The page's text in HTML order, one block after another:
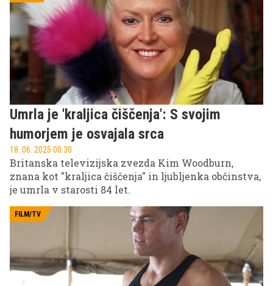
Umrla je 'kraljica čiščenja': S svojim
humorjem je osvajala srca
18. 06. 2025 00.30
Britanska televizijska zvezda Kim Woodburn,
znana kot "kraljica čiščenja" in ljubljenka občinstva,
je umrla v starosti 84 let.
FILM/TV